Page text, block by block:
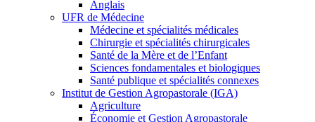
Anglais
UFR de Médecine
Médecine et spécialités médicales
Chirurgie et spécialités chirurgicales
Santé de la Mère et de l’Enfant
Sciences fondamentales et biologiques
Santé publique et spécialités connexes
Institut de Gestion Agropastorale (IGA)
Agriculture
Économie et Gestion Agropastorale